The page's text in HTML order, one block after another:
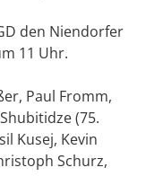
den Niendorfer
11 Uhr.
Paul Fromm,
(75.
Kusej, Kevin
Schurz,